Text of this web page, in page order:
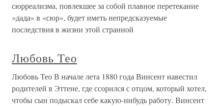
сюрреализма, повлекшее за собой плавное перетекание
«дада» в «сюр», будет иметь непредсказуемые
последствия в жизни этой странной
Любовь Тео
Любовь Тео В начале лета 1880 года Винсент навестил
родителей в Эттене, где ссорился с отцом, который хотел,
чтобы сын подыскал себе какую-нибудь работу. Винсент